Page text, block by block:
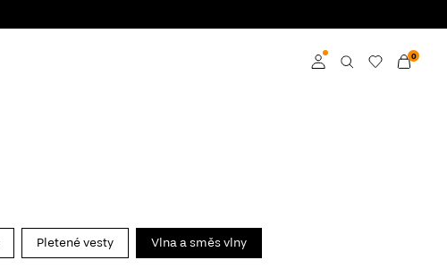
0
Pletené vesty Vlna a směs vlny